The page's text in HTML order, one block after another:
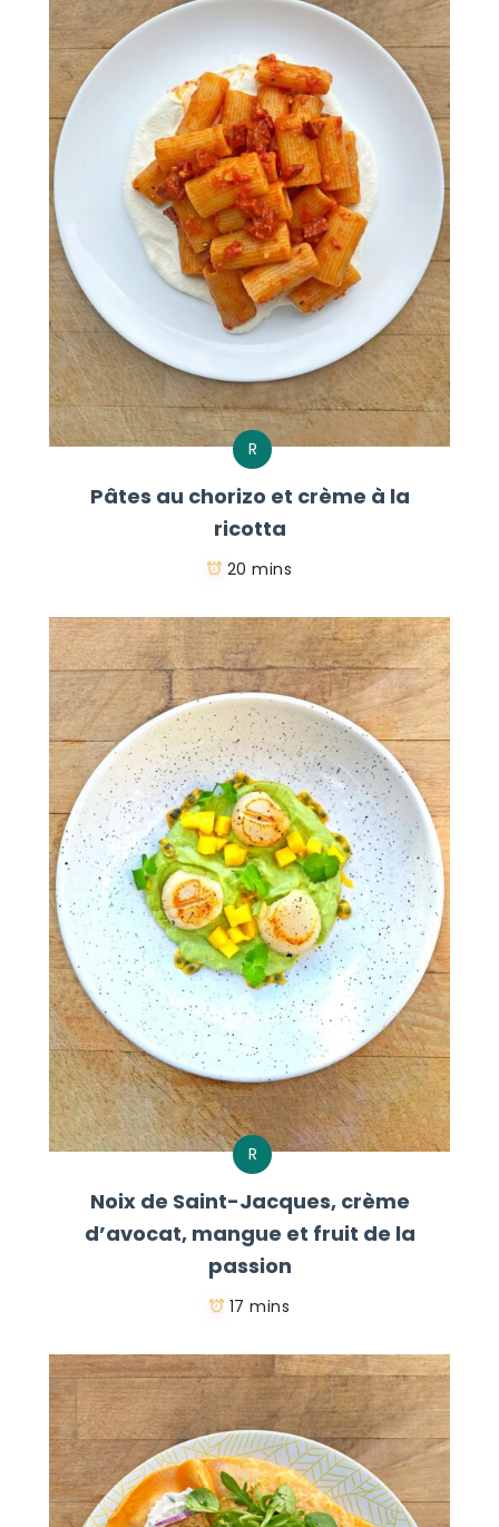
R
Pâtes au chorizo et crème à la
ricotta
20 mins
R
Noix de Saint-Jacques, crème
d’avocat, mangue et fruit de la
passion
17 mins